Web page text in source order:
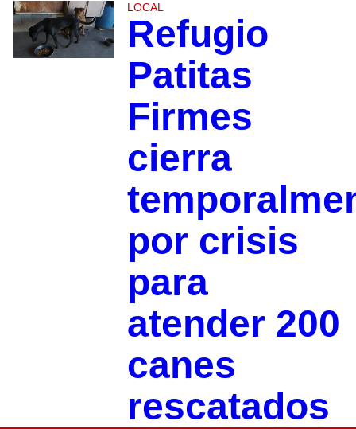
LOCAL
Refugio
Patitas
Firmes
cierra
por crisis
para
atender 200
canes
rescatados